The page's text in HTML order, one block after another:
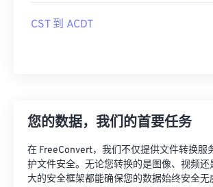
CST 到 ACDT
您的数据，我们的首要任务
在 FreeConvert，我们不仅提供文件转换服
护文件安全。无论您转换的是图像、视频还
大的安全框架都能确保您的数据始终安全无